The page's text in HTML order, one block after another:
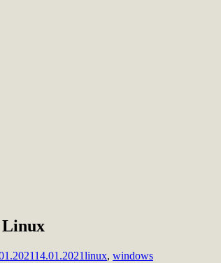
Linux
14.01.2021linux, windows